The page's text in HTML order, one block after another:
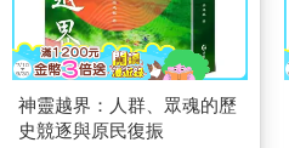
神靈越界：人群、眾魂的歷
史競逐與原民復振